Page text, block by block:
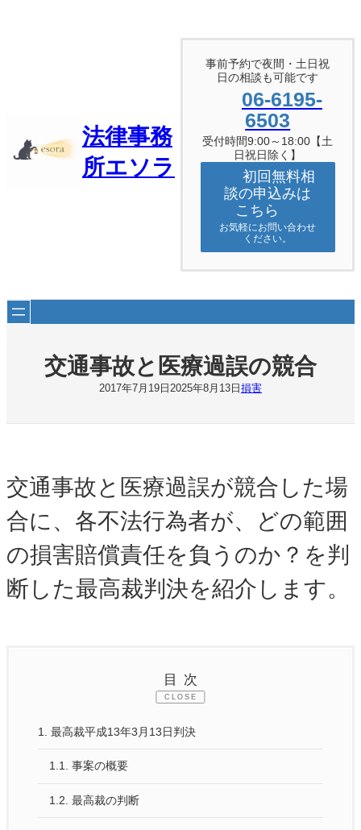
法律事務
所エソラ
事前予約で夜間・土日祝
日の相談も可能です
06-6195-
6503
受付時間9:00～18:00【土
日祝日除く】
初回無料相
談の申込みは
こちら
お気軽にお問い合わせ
ください。
交通事故と医療過誤の競合
2017年7月19日 2025年8月13日 損害
交通事故と医療過誤が競合した場
合に、各不法行為者が、どの範囲
の損害賠償責任を負うのか？を判
断した最高裁判決を紹介します。
目次
CLOSE
1. 最高裁平成13年3月13日判決
1.1. 事案の概要
1.2. 最高裁の判断